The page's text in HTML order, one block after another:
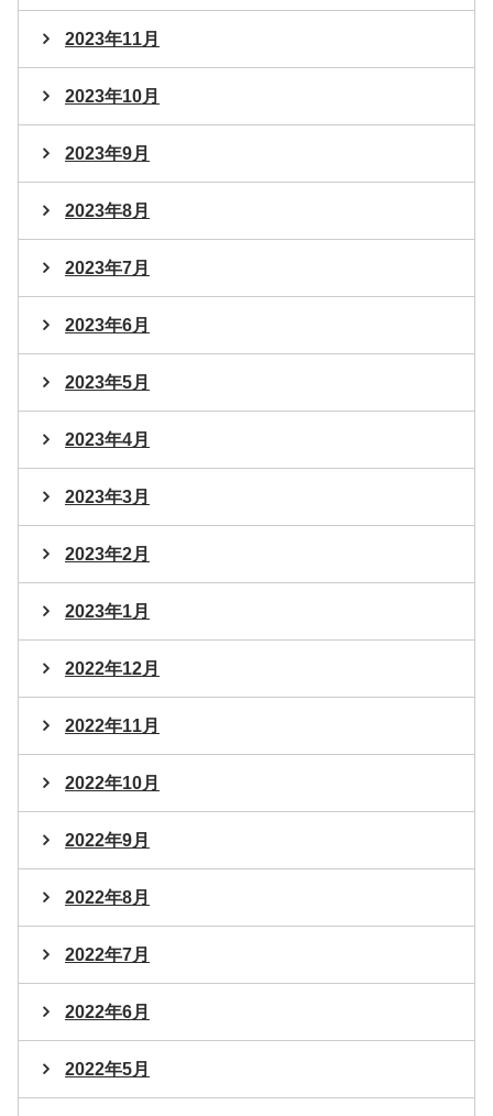
2023年11月
2023年10月
2023年9月
2023年8月
2023年7月
2023年6月
2023年5月
2023年4月
2023年3月
2023年2月
2023年1月
2022年12月
2022年11月
2022年10月
2022年9月
2022年8月
2022年7月
2022年6月
2022年5月